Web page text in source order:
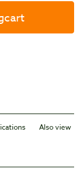
Also view